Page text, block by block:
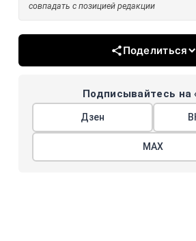
совпадать с позицией редакции
Поделиться
Подписывайтесь на
Дзен
МАХ